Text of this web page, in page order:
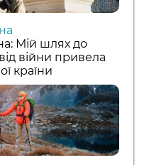
Мій шлях до
війни привела
країни